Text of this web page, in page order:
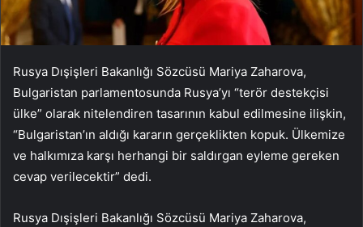
Rusya Dışişleri Bakanlığı Sözcüsü Mariya Zaharova,
Bulgaristan parlamentosunda Rusya’yı “terör destekçisi
ülke” olarak nitelendiren tasarının kabul edilmesine ilişkin,
“Bulgaristan’ın aldığı kararın gerçeklikten kopuk. Ülkemize
ve halkımıza karşı herhangi bir saldırgan eyleme gereken
cevap verilecektir” dedi.
Rusya Dışişleri Bakanlığı Sözcüsü Mariya Zaharova,